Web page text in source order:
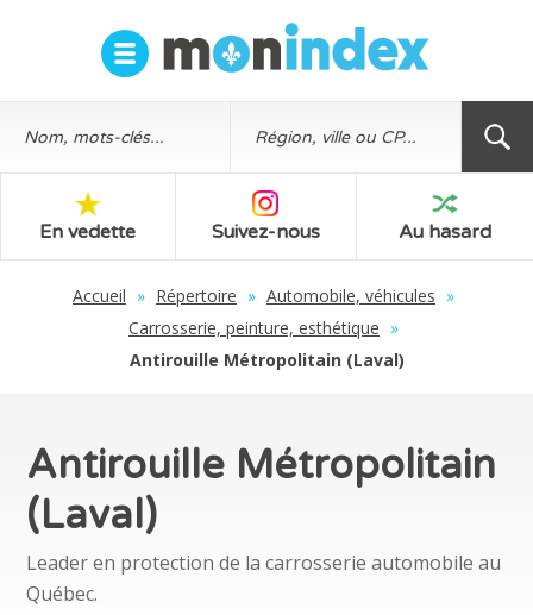
En vedette Suivez-nous Au hasard
Accueil » Répertoire » Automobile, véhicules »
Carrosserie, peinture, esthétique »
Antirouille Métropolitain (Laval)
Antirouille Métropolitain
(Laval)
Leader en protection de la carrosserie automobile au
Québec.